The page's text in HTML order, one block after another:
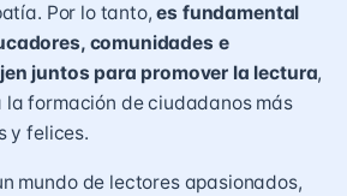
Por lo tanto,es fundamental
comunidades e
juntos para promover la lectura,
formación de ciudadanos más
y felices.
mundo de lectores apasionados,